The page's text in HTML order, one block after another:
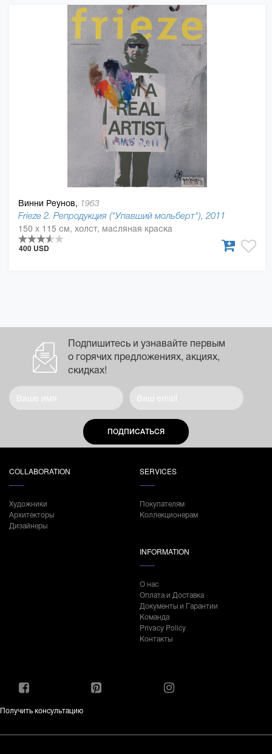
Винни Реунов, 1963
Frieze 2. Репродукция ("Упавший мольберт"), 2011
150 x 115 см, холст, масляная краска
400 USD
Подпишитесь и узнавайте первым
о горячих предложениях, акциях,
скидках!
ПОДПИСАТЬСЯ
COLLABORATION
Художники
Архитекторы
Дизайнеры
SERVICES
Покупателям
Коллекционерам
INFORMATION
О нас
Оплата и Доставка
Документы и Гарантии
Команда
Privacy Policy
Контакты
Получить консультацию